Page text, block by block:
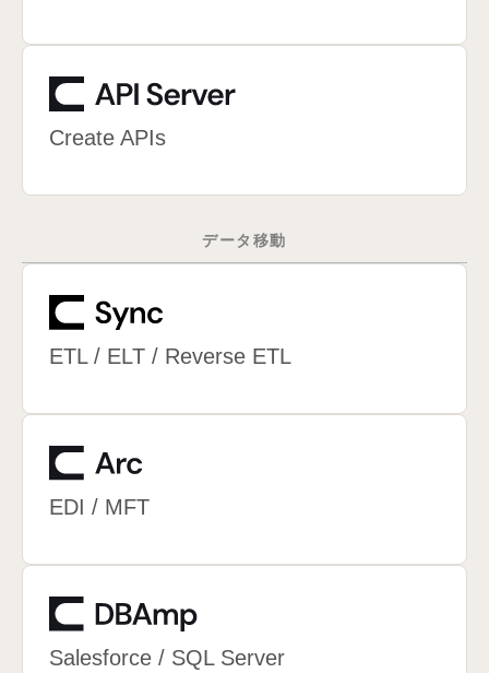
Create APIs
データ移動
ETL / ELT / Reverse ETL
EDI / MFT
Salesforce / SQL Server